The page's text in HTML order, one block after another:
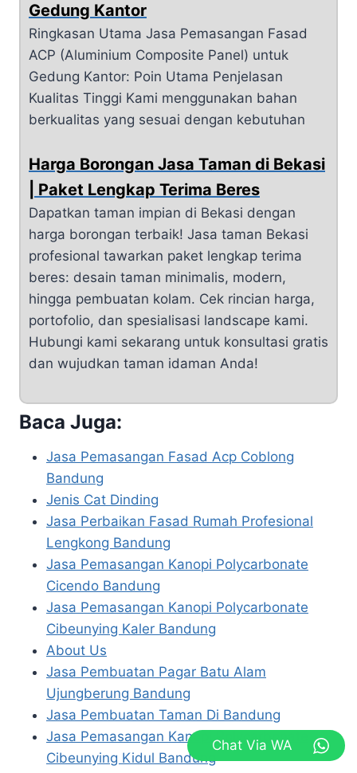
Gedung Kantor
Ringkasan Utama Jasa Pemasangan Fasad
ACP (Aluminium Composite Panel) untuk
Gedung Kantor: Poin Utama Penjelasan
Kualitas Tinggi Kami menggunakan bahan
berkualitas yang sesuai dengan kebutuhan
Harga Borongan Jasa Taman di Bekasi
| Paket Lengkap Terima Beres
Dapatkan taman impian di Bekasi dengan
harga borongan terbaik! Jasa taman Bekasi
profesional tawarkan paket lengkap terima
beres: desain taman minimalis, modern,
hingga pembuatan kolam. Cek rincian harga,
portofolio, dan spesialisasi landscape kami.
Hubungi kami sekarang untuk konsultasi gratis
dan wujudkan taman idaman Anda!
Baca Juga:
Jasa Pemasangan Fasad Acp Coblong
Bandung
Jenis Cat Dinding
Jasa Perbaikan Fasad Rumah Profesional
Lengkong Bandung
Jasa Pemasangan Kanopi Polycarbonate
Cicendo Bandung
Jasa Pemasangan Kanopi Polycarbonate
Cibeunying Kaler Bandung
About Us
Jasa Pembuatan Pagar Batu Alam
Ujungberung Bandung
Jasa Pembuatan Taman Di Bandung
Jasa Pemasangan Kanopi Polycarbonate
Cibeunying Kidul Bandung
Chat Via WA